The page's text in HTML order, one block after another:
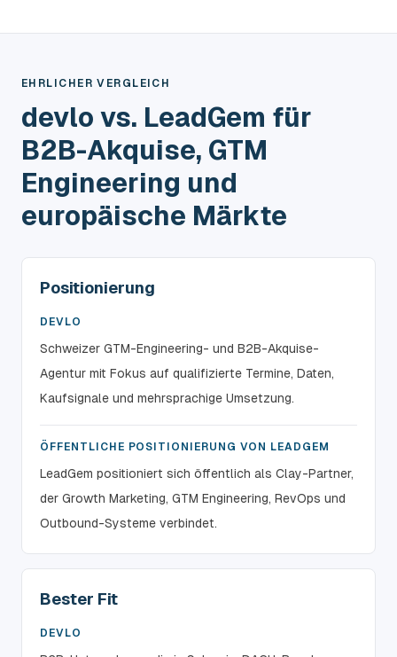
EHRLICHER VERGLEICH
devlo vs. LeadGem für
B2B-Akquise, GTM
Engineering und
europäische Märkte
Positionierung
DEVLO
Schweizer GTM-Engineering- und B2B-Akquise-
Agentur mit Fokus auf qualifizierte Termine, Daten,
Kaufsignale und mehrsprachige Umsetzung.
ÖFFENTLICHE POSITIONIERUNG VON LEADGEM
LeadGem positioniert sich öffentlich als Clay-Partner,
der Growth Marketing, GTM Engineering, RevOps und
Outbound-Systeme verbindet.
Bester Fit
DEVLO